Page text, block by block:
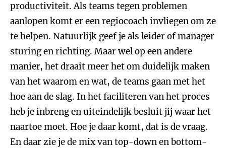
productiviteit. Als teams tegen problemen
aanlopen komt er een regiocoach invliegen om ze
te helpen. Natuurlijk geef je als leider of manager
sturing en richting. Maar wel op een andere
manier, het draait meer het om duidelijk maken
van het waarom en wat, de teams gaan met het
hoe aan de slag. In het faciliteren van het proces
heb je inbreng en uiteindelijk besluit jij waar het
naartoe moet. Hoe je daar komt, dat is de vraag.
En daar zie je de mix van top-down en bottom-